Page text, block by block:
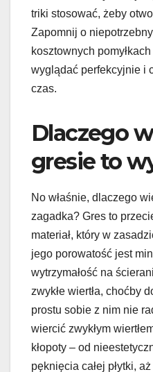
triki stosować, żeby
Zapomnij o
kosztownych
wyglądać perfekcyjnie i
czas.
Dlaczego
gresie to
No właśnie, dlaczego
zagadka? Gres to
materiał, który w
jego porowatość jest
wytrzymałość na
zwykłe wiertła, choćby
prostu sobie z nim nie
wiercić zwykłym
kłopoty – od
pęknięcia całej płytki,